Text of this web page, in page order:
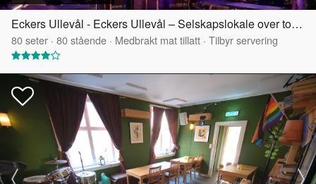
Eckers Ullevål - Eckers Ullevål – Selskapslokale over to etasjer
80seter · 80stående · Medbrakt mat tillatt · Tilbyr servering